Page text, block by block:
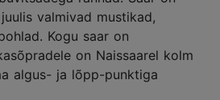
valmivad mustikad,
Kogu saar on
on Naissaarel kolm
algus- ja lõpp-punktiga